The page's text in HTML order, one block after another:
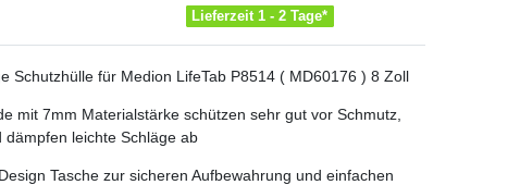
Lieferzeit 1 - 2 Tage*
Schutzhülle für Medion LifeTab P8514 ( MD60176 ) 8 Zoll
mit 7mm Materialstärke schützen sehr gut vor Schmutz,
dämpfen leichte Schläge ab
Tasche zur sicheren Aufbewahrung und einfachen